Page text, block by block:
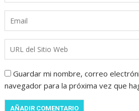
Guardar mi nombre, correo
navegador para la próxima vez que